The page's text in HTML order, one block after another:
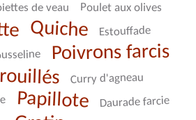
de veau Poulet aux olives
Quiche Estouffade
Poivrons farcis
Curry d'agneau
Papillote Daurade farcie